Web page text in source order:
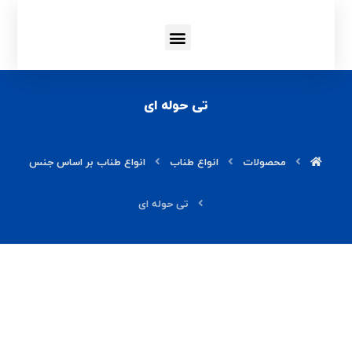
تی حوله ای
محصولات انواع طناب انواع طناب بر اساس جنس
تی حوله ای